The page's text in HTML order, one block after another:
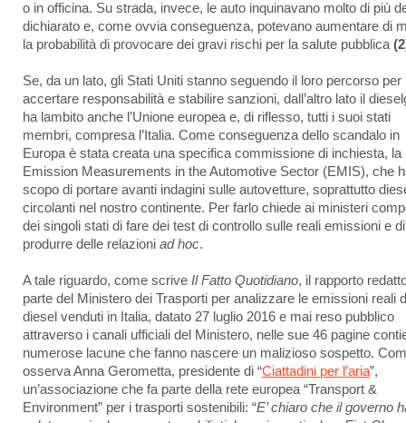
o in officina. Su strada, invece, le auto inquinavano molto di più
dichiarato e, come ovvia conseguenza, potevano aumentare di
la probabilità di provocare dei gravi rischi per la salute pubblica
Se, da un lato, gli Stati Uniti stanno seguendo il loro percorso per
accertare responsabilità e stabilire sanzioni, dall’altro lato il
ha lambito anche l’Unione europea e, di riflesso, tutti i suoi stati
membri, compresa l’Italia. Come conseguenza dello scandalo in
Europa è stata creata una specifica commissione di inchiesta, la
Emission Measurements in the Automotive Sector (EMIS), che
scopo di portare avanti indagini sulle autovetture, soprattutto
circolanti nel nostro continente. Per farlo chiede ai ministeri
dei singoli stati di fare dei test di controllo sulle reali emissioni e di
produrre delle relazioni ad hoc.
A tale riguardo, come scrive Il Fatto Quotidiano, il rapporto
parte del Ministero dei Trasporti per analizzare le emissioni reali
diesel venduti in Italia, datato 27 luglio 2016 e mai reso pubblico
attraverso i canali ufficiali del Ministero, nelle sue 46 pagine
numerose lacune che fanno nascere un malizioso sospetto.
osserva Anna Gerometta, presidente di “Ciattadini per l’aria”,
un’associazione che fa parte della rete europea “Transport &
Environment” per i trasporti sostenibili: “E’ chiaro che il governo